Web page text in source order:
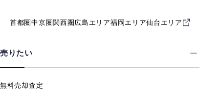
首都圏中京圏関西圏広島エリア福岡エリア仙台エリア
売りたい
無料売却査定